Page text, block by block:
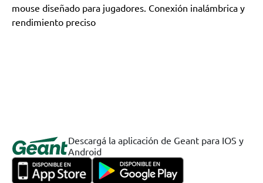
mouse diseñado para jugadores. Conexión inalámbrica y
rendimiento preciso
Descargá la aplicación de Geant para IOS y
Android